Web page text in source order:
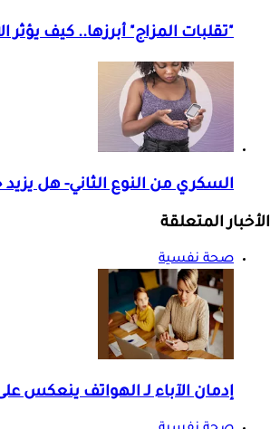
"تقلبات المزاج" أبرزها.. كيف
السكري من النوع الثاني- هل يزيد
الأخبار المتعلقة
صحة نفسية
إدمان الآباء لـ الهواتف